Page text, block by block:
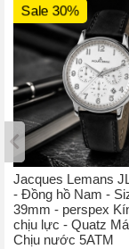
Sale 30%
Jacques Lemans
- Đồng hồ Nam -
39mm - perspex
chịu lực - Quatz
Chịu nước 5ATM